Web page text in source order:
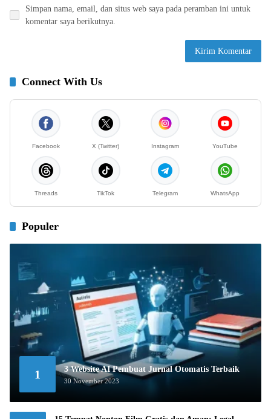
Simpan nama, email, dan situs web saya pada peramban ini untuk
komentar saya berikutnya.
Connect With Us
Facebook X (Twitter) Instagram YouTube
Threads TikTok Telegram WhatsApp
Populer
1 3 Website AI Pembuat Jurnal Otomatis Terbaik
30 November 2023